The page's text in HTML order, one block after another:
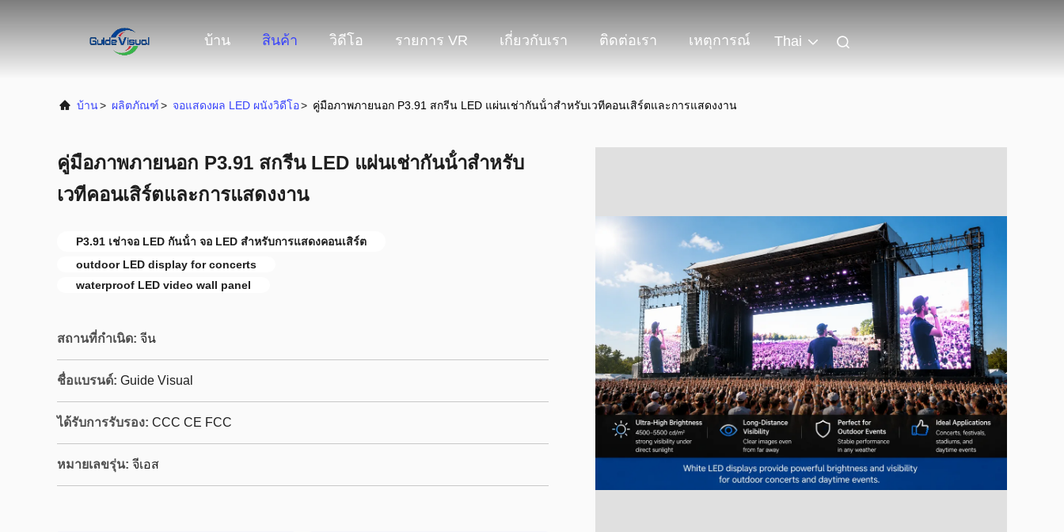
บ้าน สินค้า วิดีโอ รายการ VR เกี่ยวกับเรา ติดต่อเรา เหตุการณ์ Thai
บ้าน> ผลิตภัณฑ์> จอแสดงผล LED ผนังวิดีโอ> คู่มือภาพภายนอก P3.91 สกรีน LED แผ่นเช่ากันน้ําสําหรับเวทีคอนเสิร์ตและการแสดงงาน
คู่มือภาพภายนอก P3.91 สกรีน LED แผ่นเช่ากันน้ําสําหรับ
เวทีคอนเสิร์ตและการแสดงงาน
P3.91 เช่าจอ LED กันน้ํา จอ LED สําหรับการแสดงคอนเสิร์ต
outdoor LED display for concerts
waterproof LED video wall panel
สถานที่กำเนิด: จีน
ชื่อแบรนด์: Guide Visual
ได้รับการรับรอง: CCC CE FCC
หมายเลขรุ่น: จีเอส